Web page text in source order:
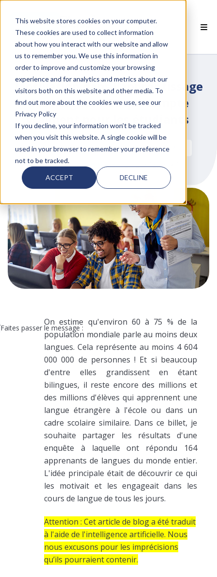
This website stores cookies on your computer.
These cookies are used to collect information
about how you interact with our website and allow
us to remember you. We use this information in
order to improve and customize your browsing
experience and for analytics and metrics about our
visitors both on this website and other media. To
find out more about the cookies we use, see our
Privacy Policy
If you decline, your information won’t be tracked
when you visit this website. A single cookie will be
used in your browser to remember your preference
not to be tracked.
ACCEPT DECLINE
FR
SMARTCLASS
SMARTCLASS?
Motivation dans l'apprentissage
des langues - Ce qui compte
vraiment pour les étudiants
NOUVELLES ET MISES À JOUR DE SMARTCLASS
par Hannah Haasele juin 18, 2024
On estime qu'environ 60 à 75 % de la
population mondiale parle au moins deux
langues. Cela représente au moins 4 604
000 000 de personnes ! Et si beaucoup
d'entre elles grandissent en étant
bilingues, il reste encore des millions et
des millions d'élèves qui apprennent une
langue étrangère à l'école ou dans un
cadre scolaire similaire. Dans ce billet, je
souhaite partager les résultats d'une
enquête à laquelle ont répondu 164
apprenants de langues du monde entier.
L'idée principale était de découvrir ce qui
les motivait et les engageait dans les
cours de langue de tous les jours.
Attention : Cet article de blog a été traduit
à l'aide de l'intelligence artificielle. Nous
nous excusons pour les imprécisions
qu’ils pourraient contenir.
Faites passer le message :